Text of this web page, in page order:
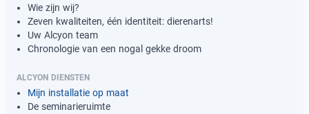
Wie zijn wij?
Zeven kwaliteiten, één identiteit: dierenarts!
Uw Alcyon team
Chronologie van een nogal gekke droom
ALCYON DIENSTEN
Mijn installatie op maat
De seminarieruimte